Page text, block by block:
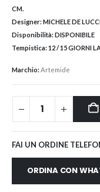
CM.
Designer:MICHELE DE
Disponibilità:DISPONIBILE
Tempistica:12 / 15 GIORNI
Marchio:Artemide
FAI UN ORDINE
ORDINA CON